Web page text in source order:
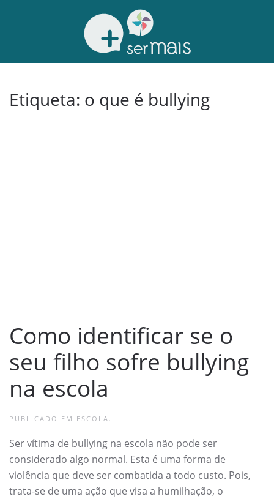
Etiqueta: o que é bullying
Como identificar se o
seu filho sofre bullying
na escola
PUBLICADO EM ESCOLA .
Ser vítima de bullying na escola não pode ser
considerado algo normal. Esta é uma forma de
violência que deve ser combatida a todo custo. Pois,
trata-se de uma ação que visa a humilhação, o